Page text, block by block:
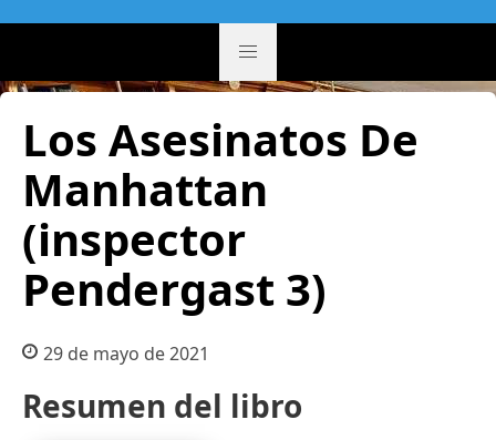
Los Asesinatos De
Manhattan
(inspector
Pendergast 3)
29 de mayo de 2021
Resumen del libro